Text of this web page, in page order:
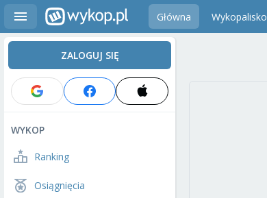
Główna Wykopalisko
ZALOGUJ SIĘ
WYKOP
Ranking
Osiągnięcia